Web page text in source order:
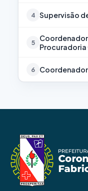
4 Supervisão
5
Procuradoria
6